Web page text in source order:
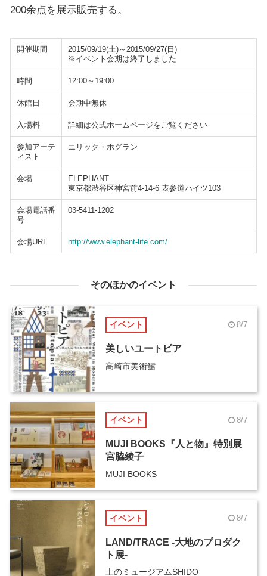
200余点を展示販売する。
開催期間
2015/09/19(土)～2015/09/27(日)
※イベント会期は終了しました
時間 12:00～19:00
休館日 会期中無休
入場料 詳細は公式ホームページをご覧ください
参加アーテ
ィスト
エリック・ホグラン
会場
ELEPHANT
東京都渋谷区神宮前4-14-6 表参道ハイツ103
会場電話番
号
03-5411-1202
会場URL http://www.elephant-life.com/
そのほかのイベント
イベント 8/7
美しいユートピア
高崎市美術館
イベント 8/7
MUJI BOOKS『人と物』特別展
宮脇綾子
MUJI BOOKS
イベント 8/7
LAND/TRACE -大地のプロダク
ト展-
土のミュージアムSHIDO